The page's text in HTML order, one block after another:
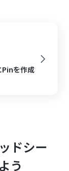
を作成
ドシー
う